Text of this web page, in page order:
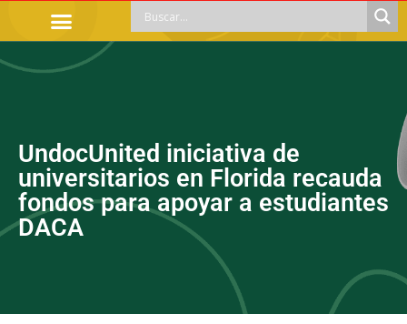
UndocUnited iniciativa de
universitarios en Florida recauda
fondos para apoyar a estudiantes
DACA